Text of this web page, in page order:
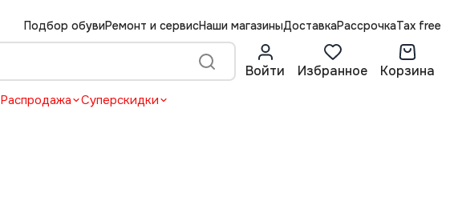
Подбор обувиРемонт и сервисНаши магазиныДоставкаРассрочкаTax free
Войти Избранное Корзина
Распродажа Суперскидки